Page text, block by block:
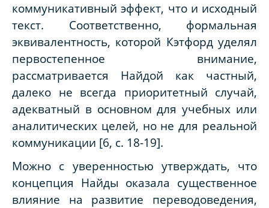
коммуникативный эффект, что и исходный
текст. Соответственно, формальная
эквивалентность, которой Кэтфорд уделял
первостепенное внимание,
рассматривается Найдой как частный,
далеко не всегда приоритетный случай,
адекватный в основном для учебных или
аналитических целей, но не для реальной
коммуникации [6, с. 18-19].
Можно с уверенностью утверждать, что
концепция Найды оказала существенное
влияние на развитие переводоведения,